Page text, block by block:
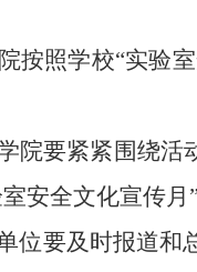
按照学校“实验
院要紧紧围绕活
安全文化宣传月
位要及时报道和